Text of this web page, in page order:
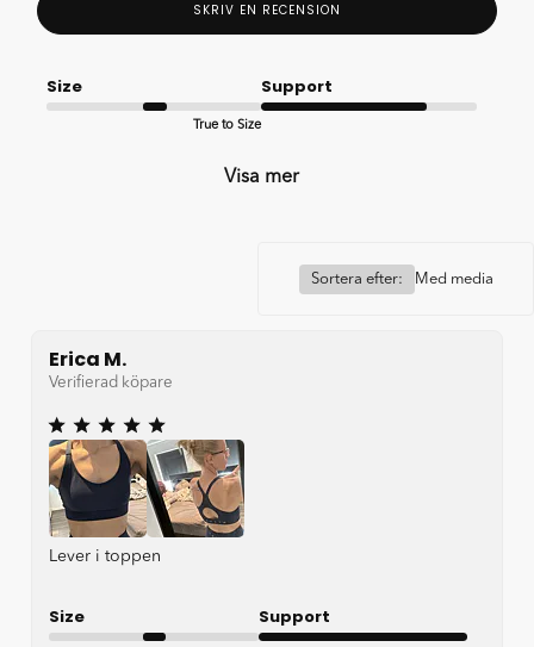
SKRIV EN RECENSION
Size
True to Size
Support
Visa mer
Sortera efter: Med media
Erica M.
Verifierad köpare
Lever i toppen
Size Support